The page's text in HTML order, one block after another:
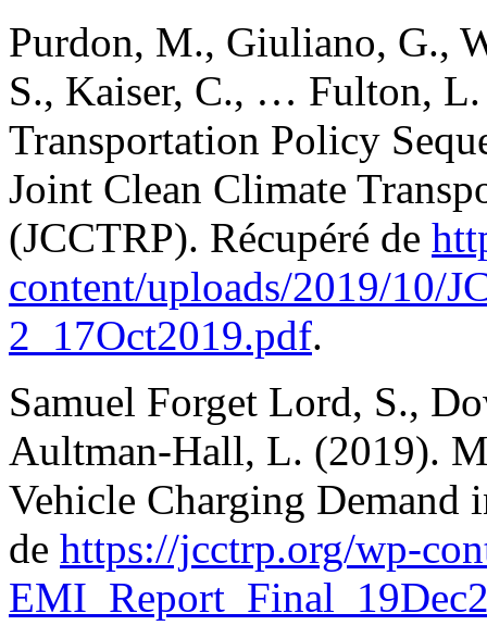
Purdon, M., Giuliano, G.,
S., Kaiser, C., … Fulton,
Transportation Policy
Joint Clean Climate
(JCCTRP). Récupéré de
content/uploads/2019/10/
2_17Oct2019.pdf.
Samuel Forget Lord, S.,
Aultman-Hall, L. (2019).
Vehicle Charging Demand
de https://jcctrp.org/wp-